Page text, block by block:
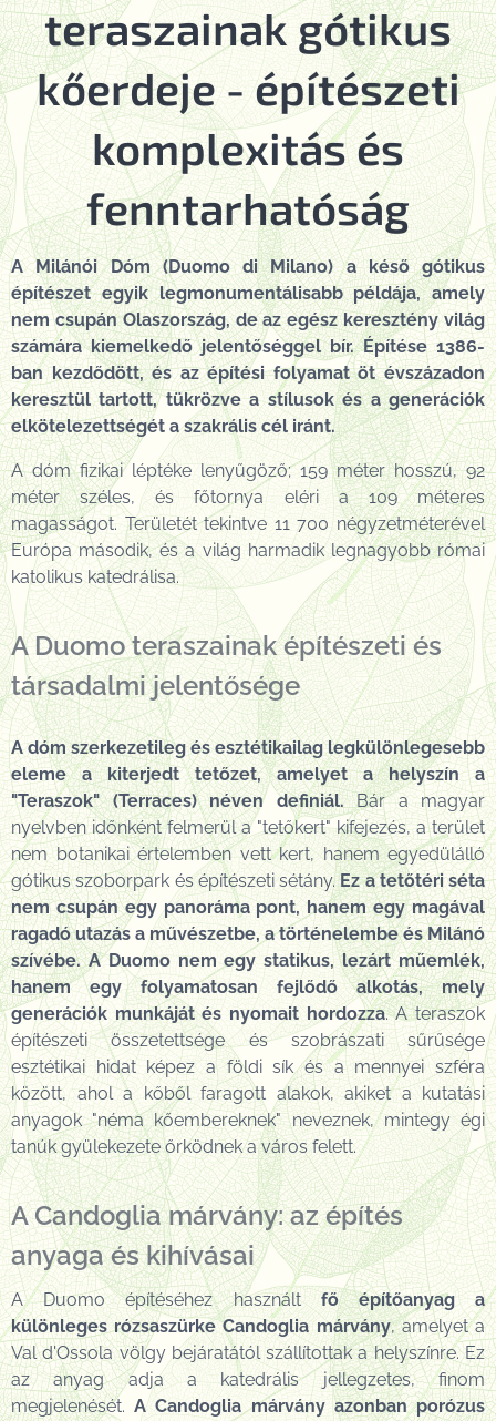
teraszainak gótikus
kőerdeje - építészeti
komplexitás és
fenntarhatóság
A Milánói Dóm (Duomo di Milano) a késő gótikus
építészet egyik legmonumentálisabb példája, amely
nem csupán Olaszország, de az egész keresztény világ
számára kiemelkedő jelentőséggel bír. Építése 1386-
ban kezdődött, és az építési folyamat öt évszázadon
keresztül tartott, tükrözve a stílusok és a generációk
elkötelezettségét a szakrális cél iránt.
A dóm fizikai léptéke lenyűgöző; 159 méter hosszú, 92
méter széles, és főtornya eléri a 109 méteres
magasságot. Területét tekintve 11 700 négyzetméterével
Európa második, és a világ harmadik legnagyobb római
katolikus katedrálisa.
A Duomo teraszainak építészeti és
társadalmi jelentősége
A dóm szerkezetileg és esztétikailag legkülönlegesebb
eleme a kiterjedt tetőzet, amelyet a helyszín a
"Teraszok" (Terraces) néven definiál.Bár a magyar
nyelvben időnként felmerül a "tetőkert" kifejezés, a terület
nem botanikai értelemben vett kert, hanem egyedülálló
gótikus szoborpark és építészeti sétány.Ez a tetőtéri séta
nem csupán egy panoráma pont, hanem egy magával
ragadó utazás a művészetbe, a történelembe és Milánó
szívébe. A Duomo nem egy statikus, lezárt műemlék,
hanem egy folyamatosan fejlődő alkotás, mely
generációk munkáját és nyomait hordozza. A teraszok
építészeti összetettsége és szobrászati sűrűsége
esztétikai hidat képez a földi sík és a mennyei szféra
között, ahol a kőből faragott alakok, akiket a kutatási
anyagok "néma kőembereknek" neveznek, mintegy égi
tanúk gyülekezete őrködnek a város felett.
A Candoglia márvány: az építés
anyaga és kihívásai
A Duomo építéséhez használtfő építőanyag a
különleges rózsaszürke Candoglia márvány, amelyet a
Val d'Ossola völgy bejáratától szállítottak a helyszínre. Ez
az anyag adja a katedrális jellegzetes, finom
megjelenését.A Candoglia márvány azonban porózus